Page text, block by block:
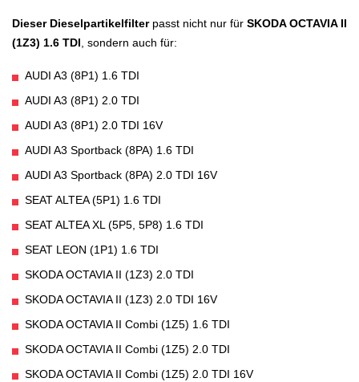
Dieser Dieselpartikelfilterpasst nicht nur für SKODA OCTAVIA II
(1Z3) 1.6 TDI , sondern auch für:
AUDI A3 (8P1) 1.6 TDI
AUDI A3 (8P1) 2.0 TDI
AUDI A3 (8P1) 2.0 TDI 16V
AUDI A3 Sportback (8PA) 1.6 TDI
AUDI A3 Sportback (8PA) 2.0 TDI 16V
SEAT ALTEA (5P1) 1.6 TDI
SEAT ALTEA XL (5P5, 5P8) 1.6 TDI
SEAT LEON (1P1) 1.6 TDI
SKODA OCTAVIA II (1Z3) 2.0 TDI
SKODA OCTAVIA II (1Z3) 2.0 TDI 16V
SKODA OCTAVIA II Combi (1Z5) 1.6 TDI
SKODA OCTAVIA II Combi (1Z5) 2.0 TDI
SKODA OCTAVIA II Combi (1Z5) 2.0 TDI 16V